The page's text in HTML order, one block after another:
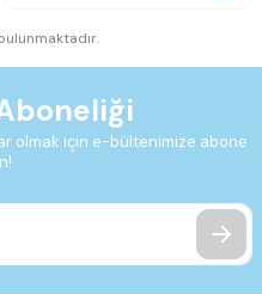
olmak için e-bültenimize abone